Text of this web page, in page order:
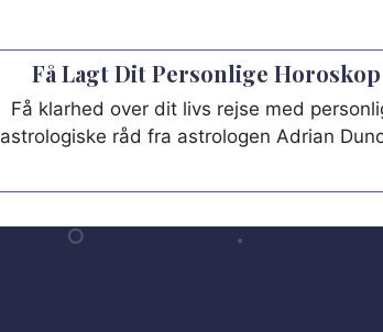
Få Lagt Dit Personlige Horoskop
Få klarhed over dit livs rejse med
astrologiske råd fra astrologen Adrian